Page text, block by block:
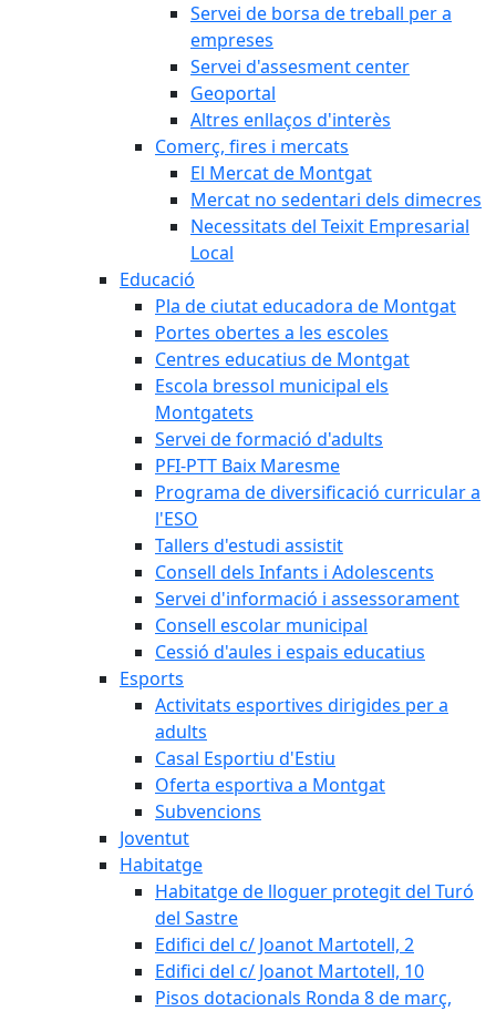
Servei de borsa de treball per a
empreses
Servei d'assesment center
Geoportal
Altres enllaços d'interès
Comerç, fires i mercats
El Mercat de Montgat
Mercat no sedentari dels dimecres
Necessitats del Teixit Empresarial
Local
Educació
Pla de ciutat educadora de Montgat
Portes obertes a les escoles
Centres educatius de Montgat
Escola bressol municipal els
Montgatets
Servei de formació d'adults
PFI-PTT Baix Maresme
Programa de diversificació curricular a
l'ESO
Tallers d'estudi assistit
Consell dels Infants i Adolescents
Servei d'informació i assessorament
Consell escolar municipal
Cessió d'aules i espais educatius
Esports
Activitats esportives dirigides per a
adults
Casal Esportiu d'Estiu
Oferta esportiva a Montgat
Subvencions
Joventut
Habitatge
Habitatge de lloguer protegit del Turó
del Sastre
Edifici del c/ Joanot Martotell, 2
Edifici del c/ Joanot Martotell, 10
Pisos dotacionals Ronda 8 de març,